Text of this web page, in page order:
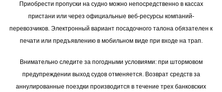
Приобрести пропуски на судно можно непосредственно в кассах
пристани или через официальные веб-ресурсы компаний-
перевозчиков. Электронный вариант посадочного талона обязателен к
печати или предъявлению в мобильном виде при входе на трап.
Внимательно следите за погодными условиями: при штормовом
предупреждении выход судов отменяется. Возврат средств за
аннулированные поездки производится в течение трех банковских